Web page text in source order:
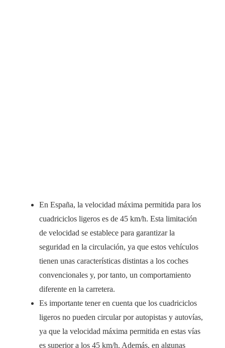
En España, la velocidad máxima permitida para los
cuadriciclos ligeros es de 45 km/h. Esta limitación
de velocidad se establece para garantizar la
seguridad en la circulación, ya que estos vehículos
tienen unas características distintas a los coches
convencionales y, por tanto, un comportamiento
diferente en la carretera.
Es importante tener en cuenta que los cuadriciclos
ligeros no pueden circular por autopistas y autovías,
ya que la velocidad máxima permitida en estas vías
es superior a los 45 km/h. Además, en algunas